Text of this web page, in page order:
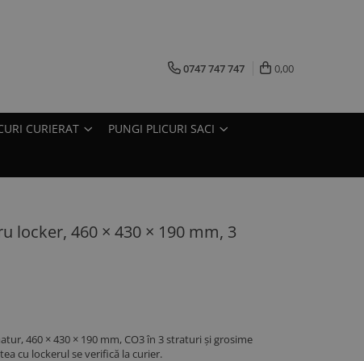
0747 747 747 0,00
CURIERAT PUNGI PLICURI SACI
locker, 460 × 430 × 190 mm, 3
460 × 430 × 190 mm, CO3 în 3 straturi și grosime
cu lockerul se verifică la curier.